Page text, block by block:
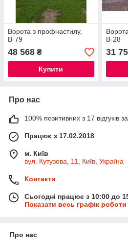
Ворота з профнастилу,
В-79
48 568 ₴
Купити
В-28
31
Про нас
100% позитивних з 17 відгуків за
Працює з 17.02.2018
м. Київ
вул. Кутузова, 11, Київ, Україна
Контакти
Сьогодні працює з 10:00 до
Показати весь графік роботи
Про нас